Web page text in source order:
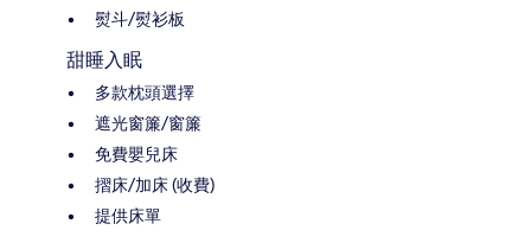
熨斗/熨衫板
甜睡入眠
多款枕頭選擇
遮光窗簾/窗簾
免費嬰兒床
摺床/加床 (收費)
提供床單